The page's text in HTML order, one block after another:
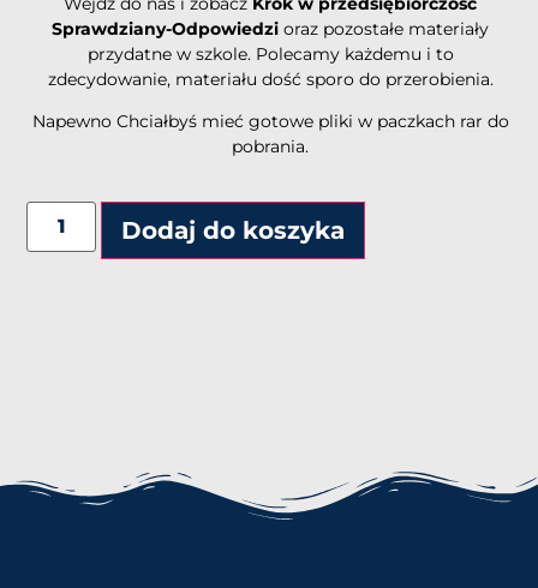
Sprawdziany-Odpowiedzi oraz pozostałe materiały
przydatne w szkole. Polecamy każdemu i to
zdecydowanie, materiału dość sporo do przerobienia.
Napewno Chciałbyś mieć gotowe pliki w paczkach rar do
pobrania.
Dodaj do koszyka